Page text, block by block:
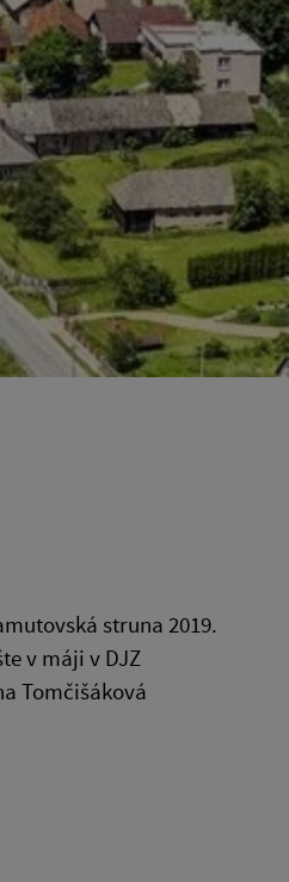
struna 2019.
v máji v DJZ
Tomčišáková